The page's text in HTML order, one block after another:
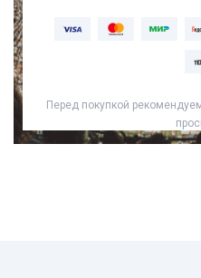
Перед покупкой